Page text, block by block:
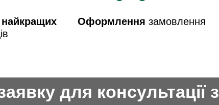
найкращих
Оформлення замовлення
для консультації з